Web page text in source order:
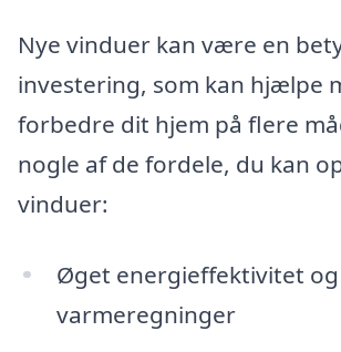
Nye vinduer kan være en
investering, som kan hjælpe
forbedre dit hjem på flere
nogle af de fordele, du kan
vinduer:
Øget energieffektivitet
varmeregninger